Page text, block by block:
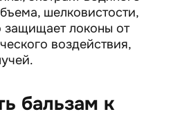
шелковистости,
защищает локоны от
воздействия,
бальзам к